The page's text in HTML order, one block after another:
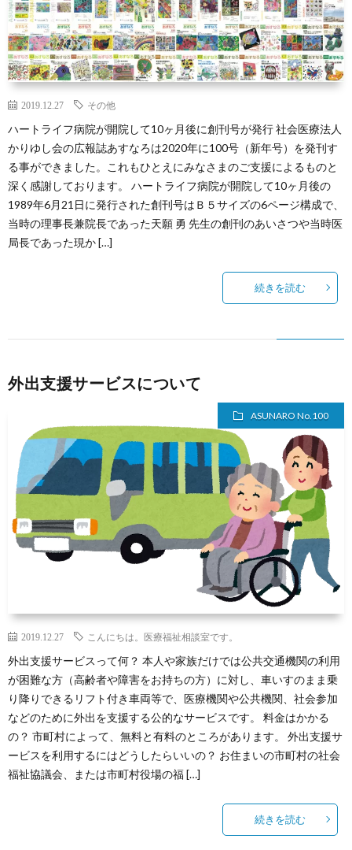
2019.12.27 その他
ハートライフ病院が開院して10ヶ月後に創刊号が発行 社会医療法人
かりゆし会の広報誌あすなろは2020年に100号（新年号）を発刊す
る事ができました。これもひとえにみなさまのご支援によるものと
深く感謝しております。 ハートライフ病院が開院して10ヶ月後の
1989年6月21日に発行された創刊号はＢ５サイズの6ページ構成で、
当時の理事長兼院長であった天願 勇 先生の創刊のあいさつや当時医
局長であった現か […]
続きを読む
外出支援サービスについて
ASUNARO No.100
2019.12.27 こんにちは。医療福祉相談室です。
外出支援サービスって何？ 本人や家族だけでは公共交通機関の利用
が困難な方（高齢者や障害をお持ちの方）に対し、車いすのまま乗
り降りできるリフト付き車両等で、医療機関や公共機関、社会参加
などのために外出を支援する公的なサービスです。 料金はかかる
の？ 市町村によって、無料と有料のところがあります。 外出支援サ
ービスを利用するにはどうしたらいいの？ お住まいの市町村の社会
福祉協議会、または市町村役場の福 […]
続きを読む